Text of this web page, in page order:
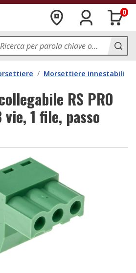
0
/ Morsettiere innestabili
RS PRO
1 file, passo